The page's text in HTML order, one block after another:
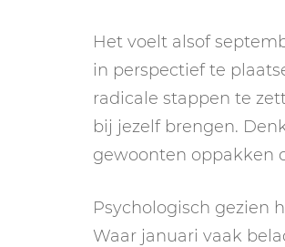
Het voelt alsof
in perspectief te
radicale stappen te
bij jezelf brengen.
gewoonten oppakken
Psychologisch gezien
Waar januari vaak